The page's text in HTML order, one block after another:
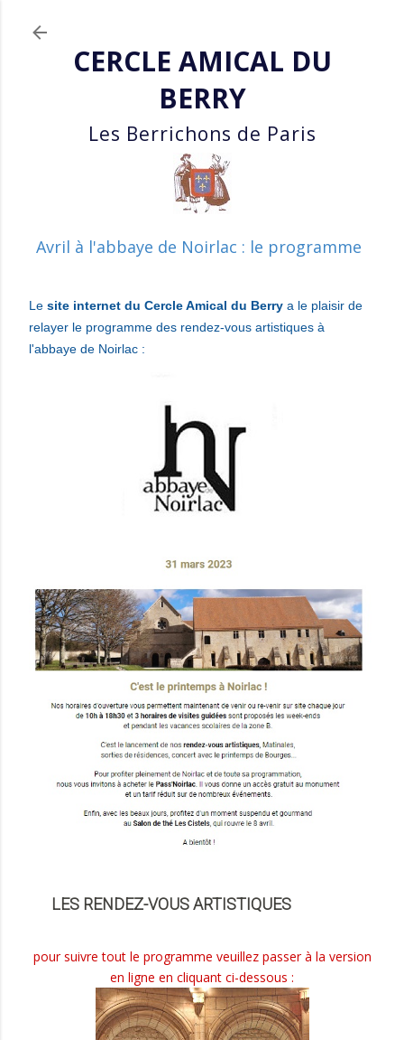
CERCLE AMICAL DU
BERRY
Les Berrichons de Paris
Avril à l'abbaye de Noirlac : le programme
Le site internet du Cercle Amical du Berry a le plaisir de
relayer le programme des rendez-vous artistiques à
l'abbaye de Noirlac :
LES RENDEZ-VOUS ARTISTIQUES
pour suivre tout le programme veuillez passer à la version
en ligne en cliquant ci-dessous :